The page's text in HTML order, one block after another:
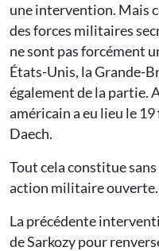
une intervention. Mais
des forces militaires
ne sont pas forcément
États-Unis, la Grande-
également de la partie.
américain a eu lieu le
Daech.
Tout cela constitue
action militaire ouverte.
La précédente
de Sarkozy pour